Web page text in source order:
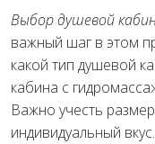
Выбор душевой
важный шаг в этом
какой тип душевой
кабина с
Важно учесть
индивидуальный вкус.